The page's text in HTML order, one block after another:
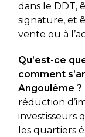
dans le DDT,
signature, et
vente ou à
Qu’est-ce
comment
Angoulême ?
réduction
investisseurs
les quartiers